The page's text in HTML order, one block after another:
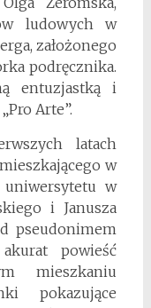
ludowych w
założonego
podręcznika.
entuzjastką i
Arte”.
latach
w
w
i Janusza
pseudonimem
akurat powieść
mieszkaniu
pokazujące